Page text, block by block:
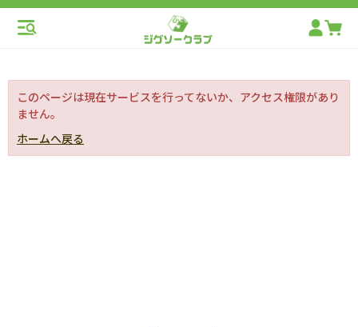
このページは現在サービスを行ってないか、アクセス権限があり
ません。
ホームへ戻る